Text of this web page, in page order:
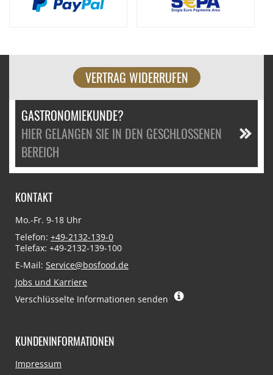
VERTRAG WIDERRUFEN
GASTRONOMIEKUNDE?
HIER GELANGEN SIE IN DEN GESCHLOSSENEN
BEREICH
KONTAKT
Mo.-Fr. 9-18 Uhr
Telefon: +49-2132-139-0
Telefax: +49-2132-139-100
E-Mail: Service@bosfood.de
Jobs und Karriere
Verschlüsselte Informationen senden
KUNDENINFORMATIONEN
Navigation
Impressum